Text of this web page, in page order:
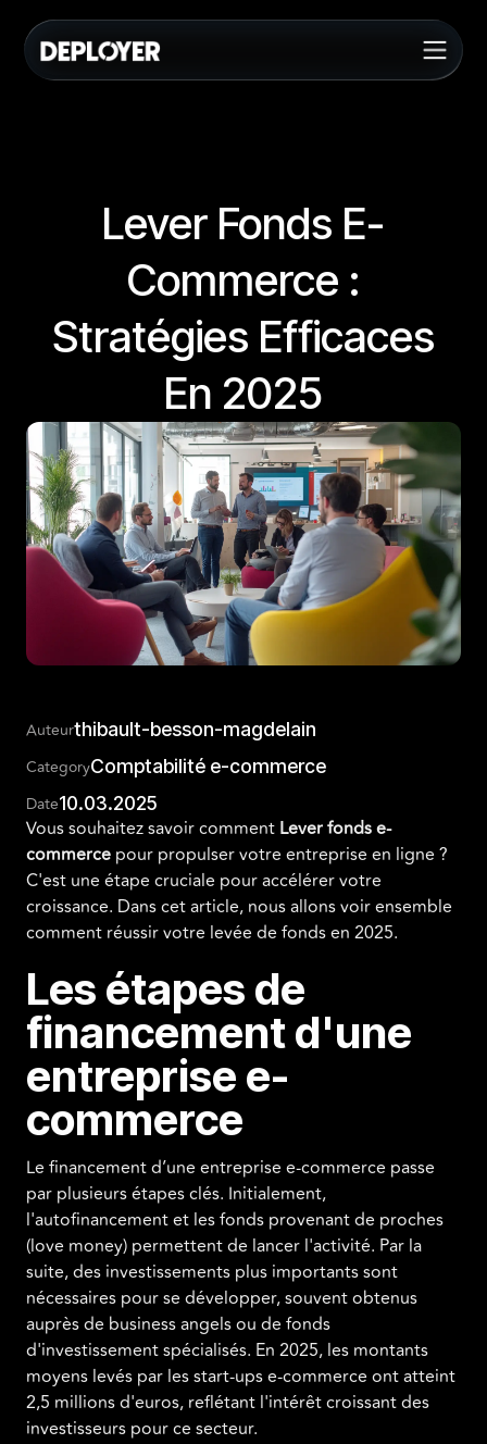
Lever Fonds E-
Commerce :
Stratégies Efficaces
En 2025
Auteurthibault-besson-magdelain
CategoryComptabilité e-commerce
Date10.03.2025
Vous souhaitez savoir comment Lever fonds e-
commerce pour propulser votre entreprise en ligne ?
C'est une étape cruciale pour accélérer votre
croissance. Dans cet article, nous allons voir ensemble
comment réussir votre levée de fonds en 2025.
Les étapes de
financement d'une
entreprise e-
commerce
Le financement d’une entreprise e-commerce passe
par plusieurs étapes clés. Initialement,
l'autofinancement et les fonds provenant de proches
(love money) permettent de lancer l'activité. Par la
suite, des investissements plus importants sont
nécessaires pour se développer, souvent obtenus
auprès de business angels ou de fonds
d'investissement spécialisés. En 2025, les montants
moyens levés par les start-ups e-commerce ont atteint
2,5 millions d'euros, reflétant l'intérêt croissant des
investisseurs pour ce secteur.